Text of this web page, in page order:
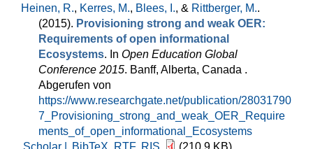
Heinen, R., Kerres, M., Blees, I., & Rittberger, M..
(2015). Provisioning strong and weak OER:
Requirements of open informational
Ecosystems. In Open Education Global
Conference 2015. Banff, Alberta, Canada .
Abgerufen von
https://www.researchgate.net/publication/28031790
7_Provisioning_strong_and_weak_OER_Require
ments_of_open_informational_Ecosystems
Scholar |
BibTeX RTF RIS (210.9 KB)